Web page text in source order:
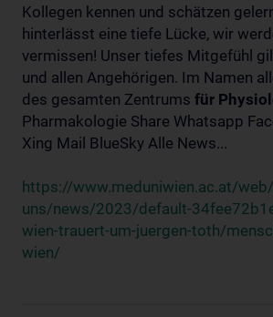
Kollegen kennen und schätzen
hinterlässt eine tiefe Lücke, wir
vermissen! Unser tiefes Mitgefühl
und allen Angehörigen. Im Namen
des gesamten Zentrums für
Pharmakologie Share Whatsapp
Xing Mail BlueSky Alle News...
https://www.meduniwien.ac.at/
uns/news/2023/default-
wien-trauert-um-juergen-toth/
wien/